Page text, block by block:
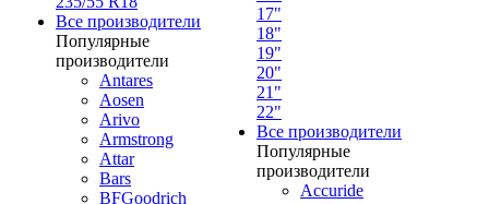
Все производители
Популярные
производители
Antares
Aosen
Arivo
Armstrong
Attar
Bars
BFGoodrich
17"
18"
19"
20"
21"
22"
Все производители
Популярные
производители
Accuride